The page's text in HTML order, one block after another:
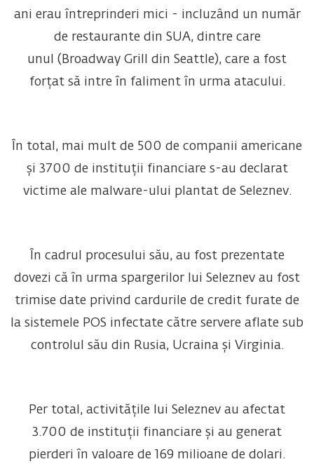
ani erau întreprinderi mici - incluzând un număr
de restaurante din SUA, dintre care
unul (Broadway Grill din Seattle), care a fost
forțat să intre în faliment în urma atacului.
În total, mai mult de 500 de companii americane
și 3700 de instituții financiare s-au declarat
victime ale malware-ului plantat de Seleznev.
În cadrul procesului său, au fost prezentate
dovezi că în urma spargerilor lui Seleznev au fost
trimise date privind cardurile de credit furate de
la sistemele POS infectate către servere aflate sub
controlul său din Rusia, Ucraina și Virginia.
Per total, activitățile lui Seleznev au afectat
3.700 de instituții financiare și au generat
pierderi în valoare de 169 milioane de dolari.